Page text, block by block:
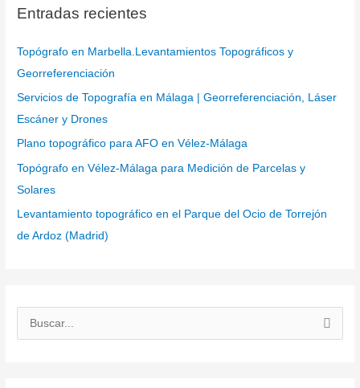
Entradas recientes
Topógrafo en Marbella.Levantamientos Topográficos y
Georreferenciación
Servicios de Topografía en Málaga | Georreferenciación, Láser
Escáner y Drones
Plano topográfico para AFO en Vélez-Málaga
Topógrafo en Vélez-Málaga para Medición de Parcelas y
Solares
Levantamiento topográfico en el Parque del Ocio de Torrejón
de Ardoz (Madrid)